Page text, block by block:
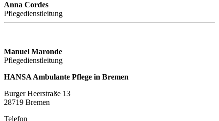
Anna Cordes
Pflege­dienstleitung
Manuel Maronde
Pflege­dienstleitung
HANSA Ambulante Pflege in Bremen
Burger Heerstraße 13
28719 Bremen
Telefon